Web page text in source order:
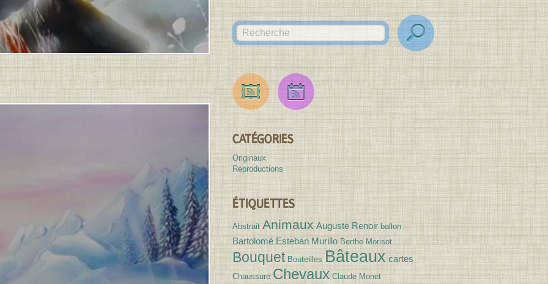
Search for:
des
Canvases
des
Expositions
CATÉGORIES
Originaux
Reproductions
ÉTIQUETTES
Abstrait Animaux Auguste Renoir ballon
Bartolomé Esteban Murillo Berthe Morisot
Bouquet Bouteilles Bâteaux cartes
Chaussure Chevaux Claude Monet